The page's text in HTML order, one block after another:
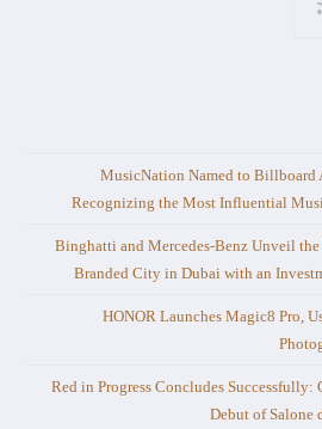
MusicNation Named to Billboard
Recognizing the Most Influential
Binghatti and Mercedes-Benz Unveil the
Branded City in Dubai with an
HONOR Launches Magic8 Pro,
Red in Progress Concludes
Debut of